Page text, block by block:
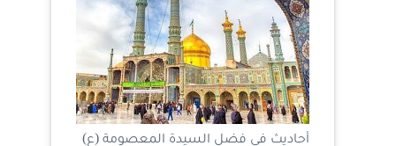
أحاديث في فضل السيدة المعصومة (ع)